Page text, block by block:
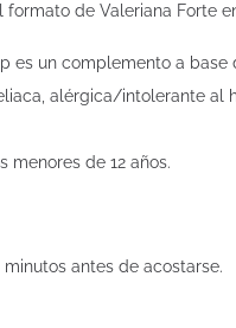
formato de Valeriana Forte
es un complemento a
alérgica/intolerante al
menores de 12 años.
antes de acostarse.